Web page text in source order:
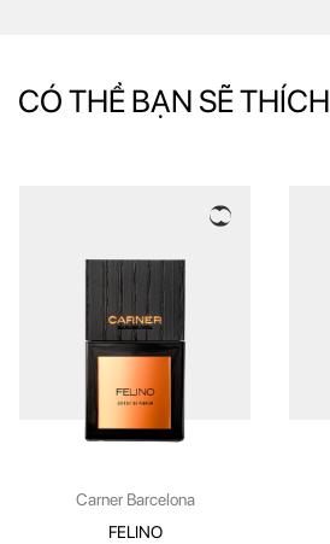
CÓ THỂ BẠN SẼ THÍCH
Carner Barcelona
FELINO